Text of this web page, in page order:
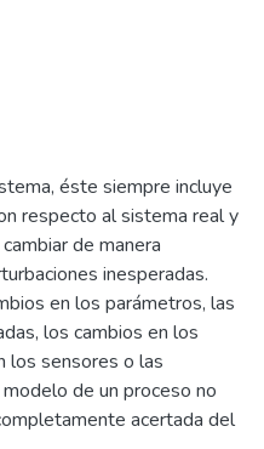
éste siempre incluye
respecto al sistema real y
de manera
inesperadas.
en los parámetros, las
los cambios en los
los sensores o las
de un proceso no
acertada del